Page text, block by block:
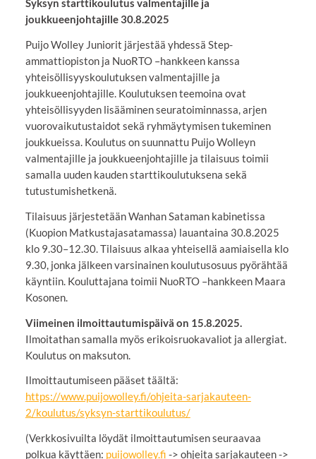
Syksyn starttikoulutus valmentajille ja
joukkueenjohtajille 30.8.2025
Puijo Wolley Juniorit järjestää yhdessä Step-
ammattiopiston ja NuoRTO –hankkeen kanssa
yhteisöllisyyskoulutuksen valmentajille ja
joukkueenjohtajille. Koulutuksen teemoina ovat
yhteisöllisyyden lisääminen seuratoiminnassa, arjen
vuorovaikutustaidot sekä ryhmäytymisen tukeminen
joukkueissa. Koulutus on suunnattu Puijo Wolleyn
valmentajille ja joukkueenjohtajille ja tilaisuus toimii
samalla uuden kauden starttikoulutuksena sekä
tutustumishetkenä.
Tilaisuus järjestetään Wanhan Sataman kabinetissa
(Kuopion Matkustajasatamassa) lauantaina 30.8.2025
klo 9.30–12.30. Tilaisuus alkaa yhteisellä aamiaisella klo
9.30, jonka jälkeen varsinainen koulutusosuus pyörähtää
käyntiin. Kouluttajana toimii NuoRTO –hankkeen Maara
Kosonen.
Viimeinen ilmoittautumispäivä on 15.8.2025.
Ilmoitathan samalla myös erikoisruokavaliot ja allergiat.
Koulutus on maksuton.
Ilmoittautumiseen pääset täältä:
https://www.puijowolley.fi/ohjeita-sarjakauteen-
2/koulutus/syksyn-starttikoulutus/
(Verkkosivuilta löydät ilmoittautumisen seuraavaa
polkua käyttäen: puijowolley.fi -> ohjeita sarjakauteen ->